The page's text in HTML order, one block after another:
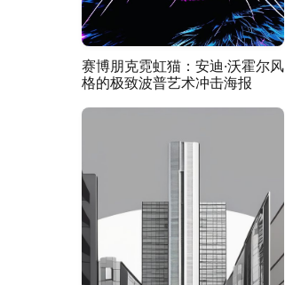
赛博朋克霓虹猫：安迪·沃霍尔风
格的极致波普艺术冲击海报